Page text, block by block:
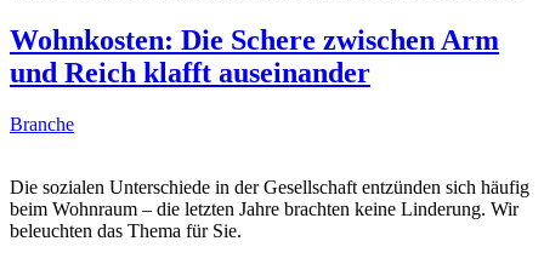
Wohnkosten: Die Schere zwischen Arm
und Reich klafft auseinander
Branche
Die sozialen Unterschiede in der Gesellschaft entzünden sich häufig
beim Wohnraum – die letzten Jahre brachten keine Linderung. Wir
beleuchten das Thema für Sie.